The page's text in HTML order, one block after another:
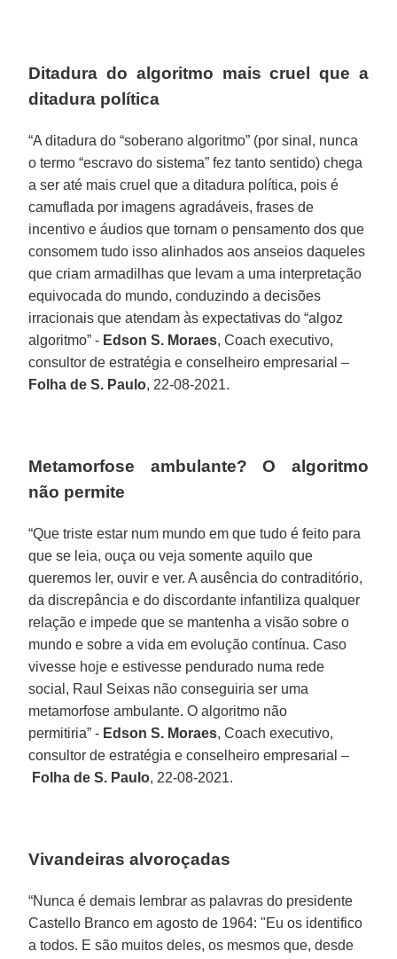
Ditadura do algoritmo mais cruel que a
ditadura política
“A ditadura do “soberano algoritmo” (por sinal, nunca
o termo “escravo do sistema” fez tanto sentido) chega
a ser até mais cruel que a ditadura política, pois é
camuflada por imagens agradáveis, frases de
incentivo e áudios que tornam o pensamento dos que
consomem tudo isso alinhados aos anseios daqueles
que criam armadilhas que levam a uma interpretação
equivocada do mundo, conduzindo a decisões
irracionais que atendam às expectativas do “algoz
algoritmo” - Edson S. Moraes, Coach executivo,
consultor de estratégia e conselheiro empresarial –
Folha de S. Paulo, 22-08-2021.
Metamorfose ambulante? O algoritmo
não permite
“Que triste estar num mundo em que tudo é feito para
que se leia, ouça ou veja somente aquilo que
queremos ler, ouvir e ver. A ausência do contraditório,
da discrepância e do discordante infantiliza qualquer
relação e impede que se mantenha a visão sobre o
mundo e sobre a vida em evolução contínua. Caso
vivesse hoje e estivesse pendurado numa rede
social, Raul Seixas não conseguiria ser uma
metamorfose ambulante. O algoritmo não
permitiria” - Edson S. Moraes, Coach executivo,
consultor de estratégia e conselheiro empresarial –
Folha de S. Paulo, 22-08-2021.
Vivandeiras alvoroçadas
“Nunca é demais lembrar as palavras do presidente
Castello Branco em agosto de 1964: "Eu os identifico
a todos. E são muitos deles, os mesmos que, desde